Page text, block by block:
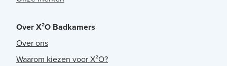
Over X²O Badkamers
Over ons
Waarom kiezen voor X²O?